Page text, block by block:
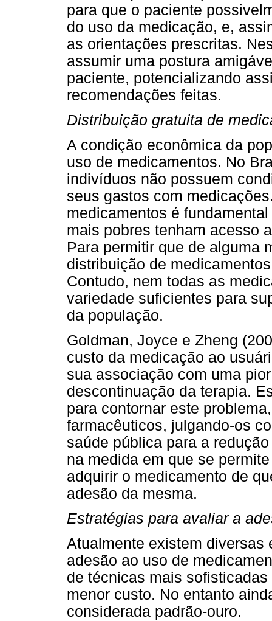
para que o paciente
do uso da medicação, e,
as orientações prescritas.
assumir uma postura
paciente, potencializando
recomendações feitas.
Distribuição gratuita de
A condição econômica da
uso de medicamentos. No
indivíduos não possuem
seus gastos com
medicamentos é
mais pobres tenham acesso
Para permitir que de alguma
distribuição de
Contudo, nem todas as
variedade suficientes para
da população.
Goldman, Joyce e Zheng
custo da medicação ao
sua associação com uma
descontinuação da terapia.
para contornar este
farmacêuticos, julgando-os
saúde pública para a
na medida em que se
adquirir o medicamento de
adesão da mesma.
Estratégias para avaliar a
Atualmente existem diversas
adesão ao uso de
de técnicas mais
menor custo. No entanto
considerada padrão-ouro.